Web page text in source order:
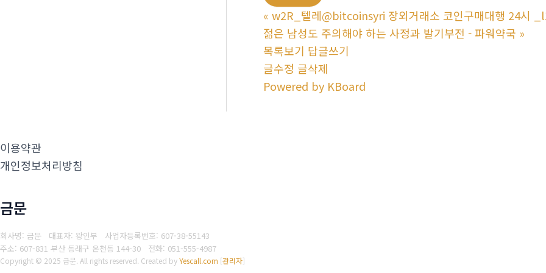
« w2R_텔레@bitcoinsyri 장외거래소 코인구매대행 24시
젊은 남성도 주의해야 하는 사정과 발기부전 - 파워약국 »
목록보기 답글쓰기
글수정 글삭제
Powered by KBoard
이용약관
개인정보처리방침
금문
회사명: 금문 대표자: 왕인부 사업자등록번호: 607-38-55143
주소: 607-831 부산 동래구 온천동 144-30 전화: 051-555-4987
Copyright © 2025 금문. All rights reserved. Created byYescall.com [관리자]